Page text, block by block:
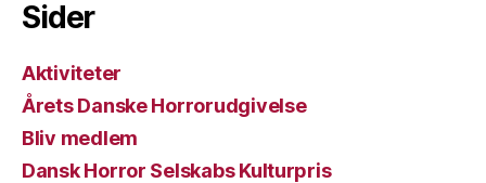
Sider
Aktiviteter
Årets Danske Horrorudgivelse
Bliv medlem
Dansk Horror Selskabs Kulturpris